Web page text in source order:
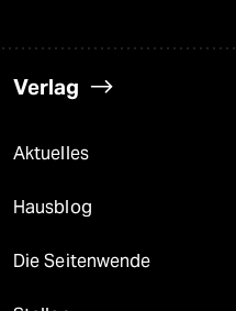
Verlag
Aktuelles
Hausblog
Die Seitenwende